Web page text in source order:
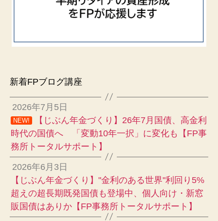
新着FPブログ講座
2026年7月5日
NEW!
【じぶん年金づくり】26年7月国債、高金利
時代の国債へ 「変動10年一択」に変化も【FP事
務所トータルサポート】
2026年6月3日
【じぶん年金づくり】"金利のある世界"利回り5%
超えの超長期既発国債も登場中、個人向け・新窓
販国債はありか【FP事務所トータルサポート】